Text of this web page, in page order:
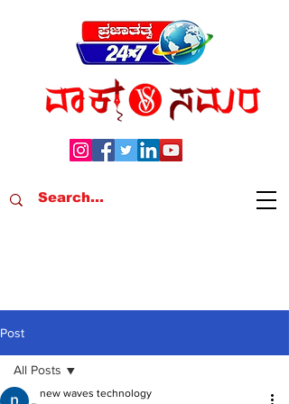
Post
All Posts
new waves technology